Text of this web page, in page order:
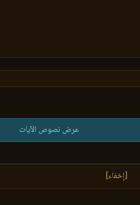
عرض نصوص الآيات
[إخفاء]